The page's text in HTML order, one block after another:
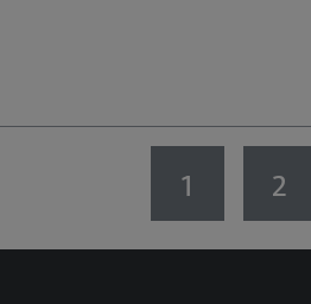
1 2